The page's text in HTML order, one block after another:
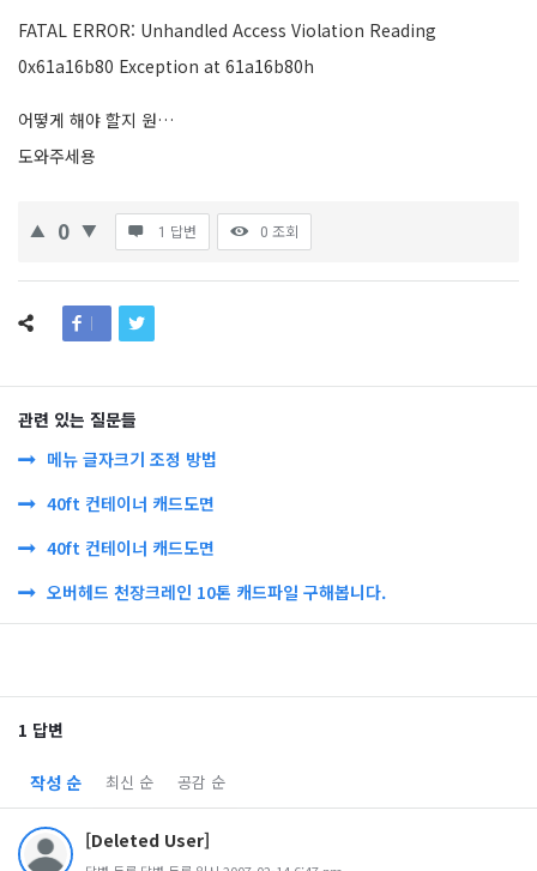
FATAL ERROR: Unhandled Access Violation Reading
0x61a16b80 Exception at 61a16b80h
어떻게 해야 할지 원…
도와주세용
0 1 답변 0 조회
관련 있는 질문들
메뉴 글자크기 조정 방법
40ft 컨테이너 캐드도면
40ft 컨테이너 캐드도면
오버헤드 천장크레인 10톤 캐드파일 구해봅니다.
1 답변
작성 순 최신 순 공감 순
[Deleted User]